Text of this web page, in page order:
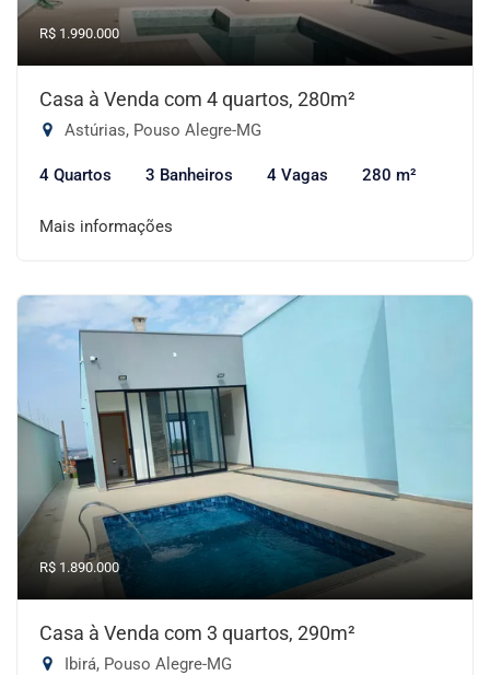
R$ 1.990.000
Casa à Venda com 4 quartos, 280m²
Astúrias, Pouso Alegre-MG
4 Quartos 3 Banheiros 4 Vagas 280 m²
Mais informações
R$ 1.890.000
Casa à Venda com 3 quartos, 290m²
Ibirá, Pouso Alegre-MG